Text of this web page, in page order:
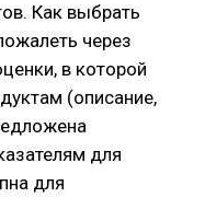
Как выбрать
через
в которой
(описание,
для
для